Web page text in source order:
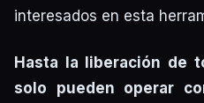
interesados ​​en esta
Hasta la liberación de
solo pueden operar